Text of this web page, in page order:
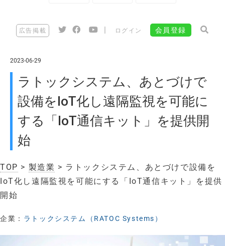
広告掲載 ログイン 会員登録
2023-06-29
ラトックシステム、あとづけで
設備をIoT化し遠隔監視を可能に
する「IoT通信キット」を提供開
始
TOP > 製造業 > ラトックシステム、あとづけで設備を
IoT化し遠隔監視を可能にする「IoT通信キット」を提供
開始
企業： ラトックシステム（RATOC Systems）